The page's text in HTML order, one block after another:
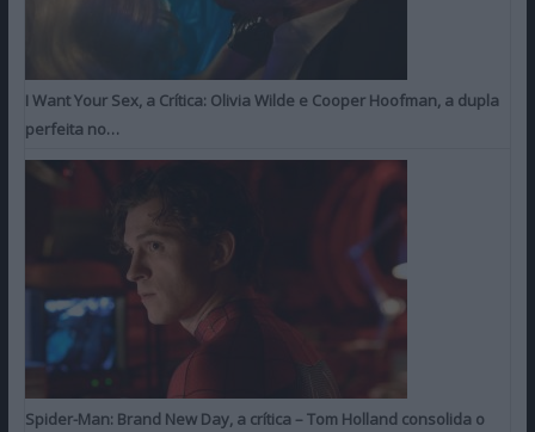
I Want Your Sex, a Crítica: Olivia Wilde e Cooper Hoofman, a dupla
perfeita no…
Spider-Man: Brand New Day, a crítica – Tom Holland consolida o